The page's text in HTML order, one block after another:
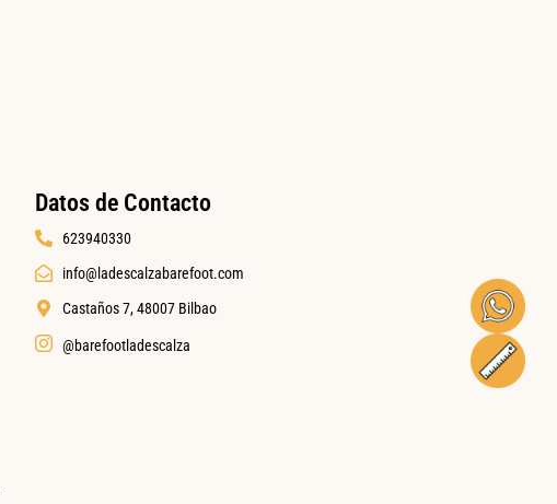
Datos de Contacto
623940330
info@ladescalzabarefoot.com
Castaños 7, 48007 Bilbao
@barefootladescalza